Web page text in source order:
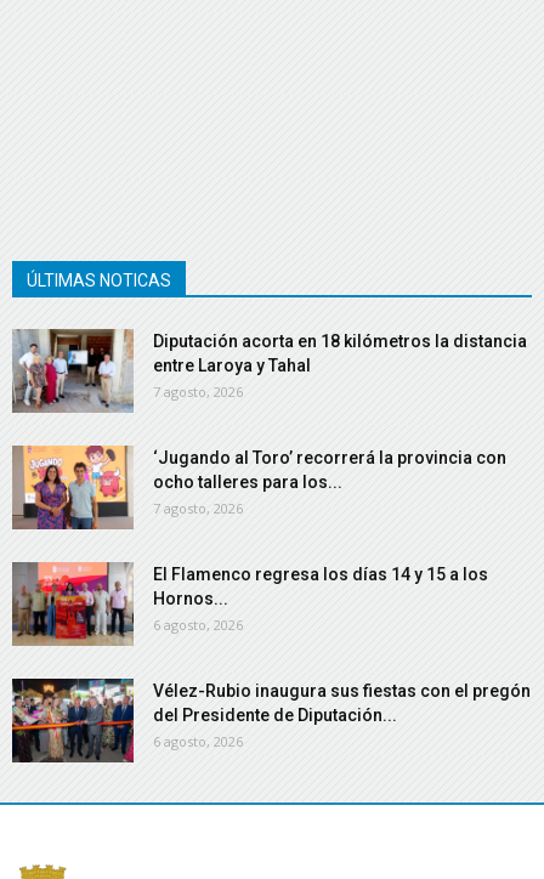
ÚLTIMAS NOTICAS
Diputación acorta en 18 kilómetros la distancia
entre Laroya y Tahal
7 agosto, 2026
‘Jugando al Toro’ recorrerá la provincia con
ocho talleres para los...
7 agosto, 2026
El Flamenco regresa los días 14 y 15 a los
Hornos...
6 agosto, 2026
Vélez-Rubio inaugura sus fiestas con el pregón
del Presidente de Diputación...
6 agosto, 2026